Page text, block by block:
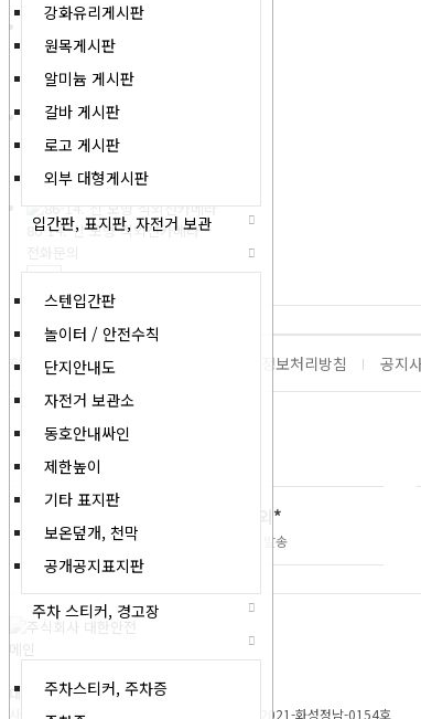
강화유리게시판
원목게시판
알미늄 게시판
갈바 게시판
로고 게시판
외부 대형게시판
입간판, 표지판, 자전거 보관
스텐입간판
놀이터 / 안전수칙
단지안내도
자전거 보관소
동호안내싸인
제한높이
기타 표지판
보온덮개, 천막
공개공지표지판
주차 스티커, 경고장
주차스티커, 주차증
86-12. CCTV녹화중 포멕스
4,400원
86-13. 모형 돔 카메라
86-14. 신 모형 적외선카메라
회사소개 서비스이용약관 개인정보처리방침 공지
1522-5979
배송업무 *주문제작건 제외*
평일오후 03시 이전 주문시 당일 발송
대한안전 | 대표 : 한찬
사업자번호 : 158-81-02704
통신판매 : 제 2021-화성정남-0154호